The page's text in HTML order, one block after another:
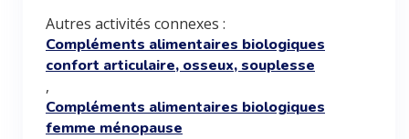
Autres activités connexes :
Compléments alimentaires biologiques
confort articulaire, osseux, souplesse
,
Compléments alimentaires biologiques
femme ménopause